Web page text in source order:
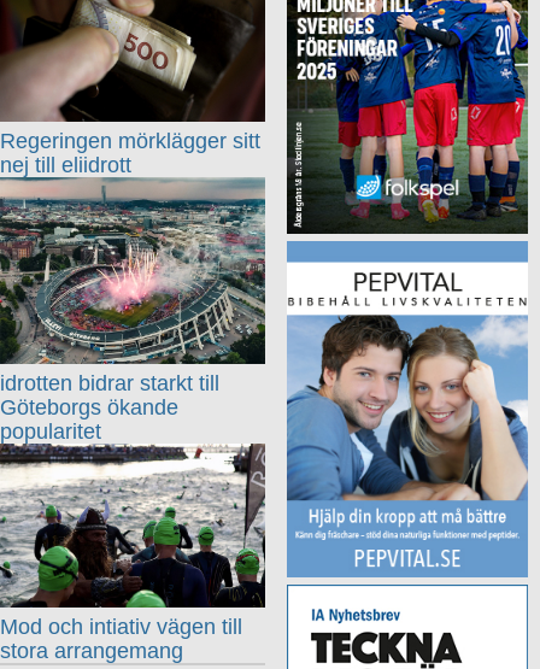
Regeringen mörklägger sitt
nej till eliidrott
idrotten bidrar starkt till
Göteborgs ökande
popularitet
Mod och intiativ vägen till
stora arrangemang